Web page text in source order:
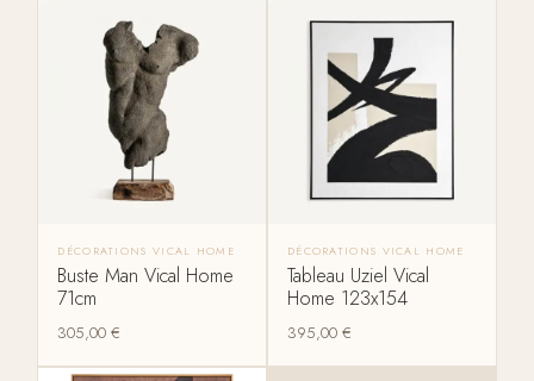
DÉCORATIONS VICAL HOME
Buste Man Vical Home
71cm
305,00€
DÉCORATIONS VICAL HOME
Tableau Uziel Vical
Home 123x154
395,00 €